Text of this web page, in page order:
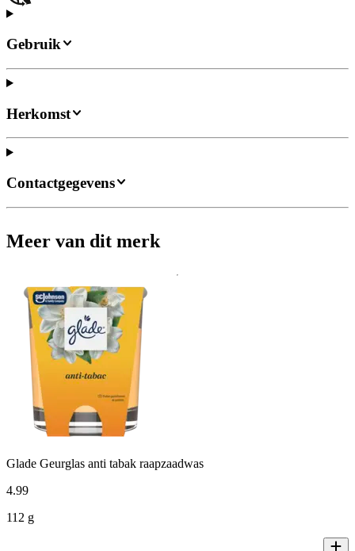
Gebruik
Herkomst
Contactgegevens
Meer van dit merk
Glade Geurglas anti tabak raapzaadwas
4.99
112 g